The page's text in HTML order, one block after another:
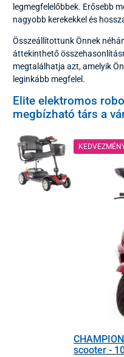
legmegfelelőbbek. Erősebb
nagyobb kerekekkel és
Összeállítottunk Önnek
áttekinthető
megtalálhatja azt, amelyik
leginkább megfelel.
Elite elektromos
megbízható társ a
scooter -